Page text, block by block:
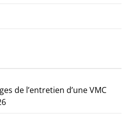
de l’entretien d’une VMC